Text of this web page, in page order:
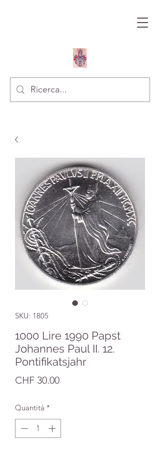
SKU: 1805
1000 Lire 1990 Papst
Johannes Paul II. 12.
Pontifikatsjahr
CHF 30.00Prezzo
Quantità *